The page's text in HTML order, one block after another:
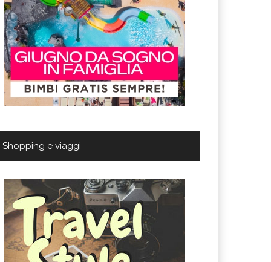
Shopping e viaggi